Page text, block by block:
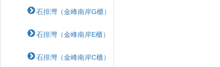
石排灣（金峰南岸G櫃）
石排灣（金峰南岸E櫃）
石排灣（金峰南岸C櫃）